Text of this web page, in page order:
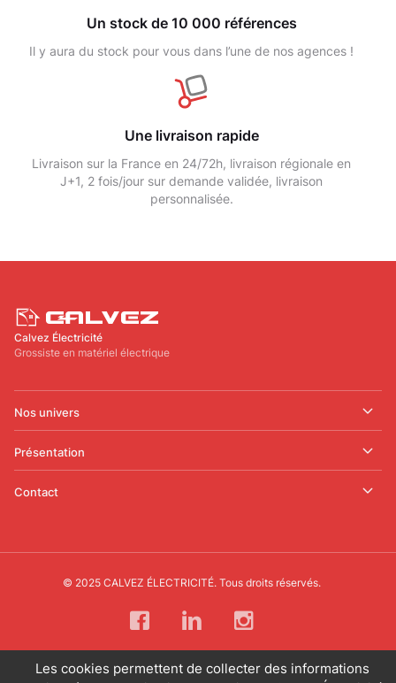
Un stock de 10 000 références
Il y aura du stock pour vous dans l’une de nos agences !
Une livraison rapide
Livraison sur la France en 24/72h, livraison régionale en
J+1, 2 fois/jour sur demande validée, livraison
personnalisée.
Calvez Électricité
Grossiste en matériel électrique
Nos univers
Présentation
Contact
© 2025 CALVEZ ÉLECTRICITÉ. Tous droits réservés.
Les cookies permettent de collecter des informations